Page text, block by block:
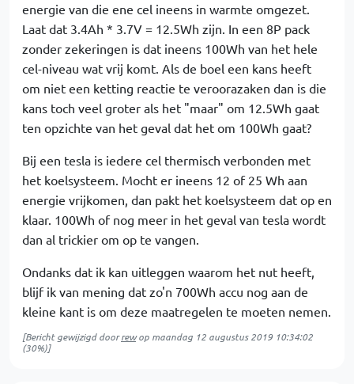
energie van die ene cel ineens in warmte omgezet.
Laat dat 3.4Ah * 3.7V = 12.5Wh zijn. In een 8P pack
zonder zekeringen is dat ineens 100Wh van het hele
cel-niveau wat vrij komt. Als de boel een kans heeft
om niet een ketting reactie te veroorazaken dan is die
kans toch veel groter als het "maar" om 12.5Wh gaat
ten opzichte van het geval dat het om 100Wh gaat?
Bij een tesla is iedere cel thermisch verbonden met
het koelsysteem. Mocht er ineens 12 of 25 Wh aan
energie vrijkomen, dan pakt het koelsysteem dat op en
klaar. 100Wh of nog meer in het geval van tesla wordt
dan al trickier om op te vangen.
Ondanks dat ik kan uitleggen waarom het nut heeft,
blijf ik van mening dat zo'n 700Wh accu nog aan de
kleine kant is om deze maatregelen te moeten nemen.
[Bericht gewijzigd doorrewop maandag 12 augustus 2019 10:34:02
(30%)]